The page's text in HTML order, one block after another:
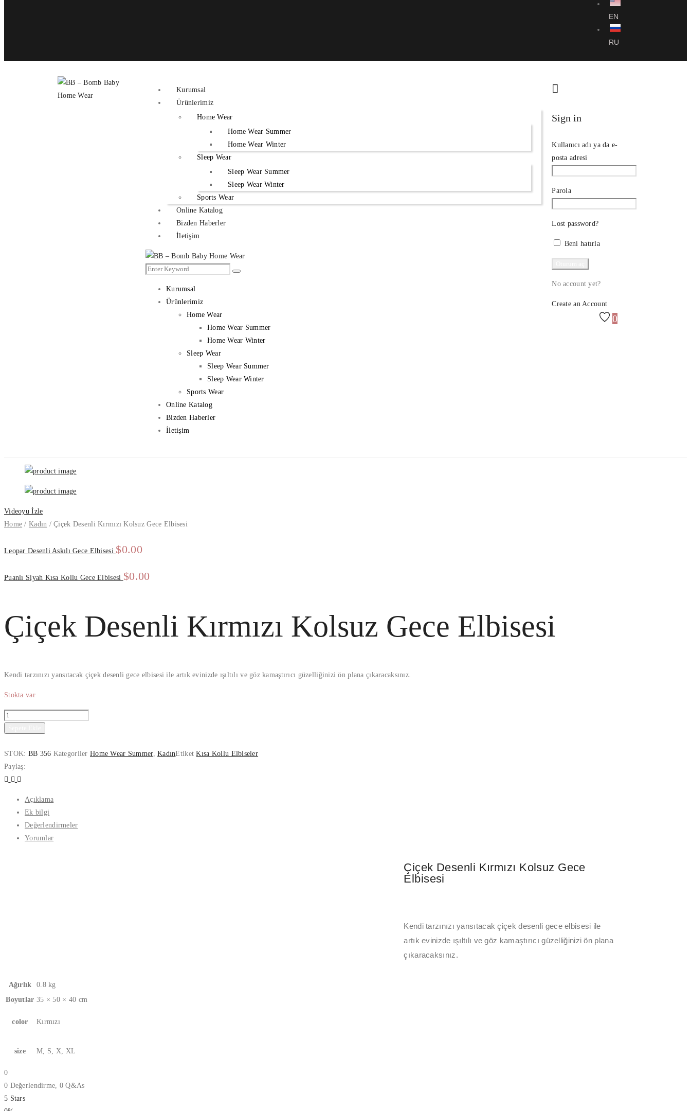
EN
RU
Kurumsal
Ürünlerimiz
Home Wear
Home Wear Summer
Home Wear Winter
Sleep Wear
Sleep Wear Summer
Sleep Wear Winter
Sports Wear
Online Katalog
Bizden Haberler
İletişim
Kurumsal
Ürünlerimiz
Home Wear
Home Wear Summer
Home Wear Winter
Sleep Wear
Sleep Wear Summer
Sleep Wear Winter
Sports Wear
Online Katalog
Bizden Haberler
İletişim
Sign in
Kullanıcı adı ya da e-
posta adresi
Parola
Lost password?
Beni hatırla
No account yet?
Create an Account
0
Videoyu İzle
Home / Kadın /Çiçek Desenli Kırmızı Kolsuz Gece Elbisesi
Leopar Desenli Askılı Gece Elbisesi $0.00
Puanlı Siyah Kısa Kollu Gece Elbisesi $0.00
Çiçek Desenli Kırmızı Kolsuz Gece Elbisesi
Kendi tarzınızı yansıtacak çiçek desenli gece elbisesi ile artık evinizde ışıltılı ve göz kamaştırıcı güzelliğinizi ön plana çıkaracaksınız.
Stokta var
STOK: BB 356 KategorilerHome Wear Summer,KadınEtiketKısa Kollu Elbiseler
Paylaş:
Açıklama
Ek bilgi
Değerlendirmeler
Yorumlar
Çiçek Desenli Kırmızı Kolsuz Gece
Elbisesi
Kendi tarzınızı yansıtacak çiçek desenli gece elbisesi ile
artık evinizde ışıltılı ve göz kamaştırıcı güzelliğinizi ön plana
çıkaracaksınız.
Ağırlık
0.8 kg
Boyutlar 35 × 50 × 40 cm
color Kırmızı
size M, S, X, XL
0
0 Değerlendirme, 0 Q&As
5 Stars